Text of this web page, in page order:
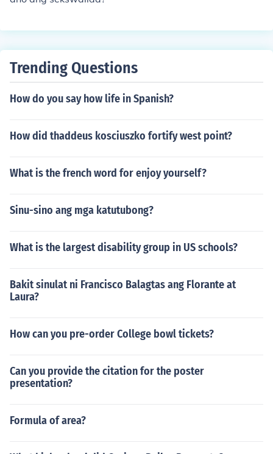
Trending Questions
How do you say how life in Spanish?
How did thaddeus kosciuszko fortify west point?
What is the french word for enjoy yourself?
Sinu-sino ang mga katutubong?
What is the largest disability group in US schools?
Bakit sinulat ni Francisco Balagtas ang Florante at
Laura?
How can you pre-order College bowl tickets?
Can you provide the citation for the poster
presentation?
Formula of area?